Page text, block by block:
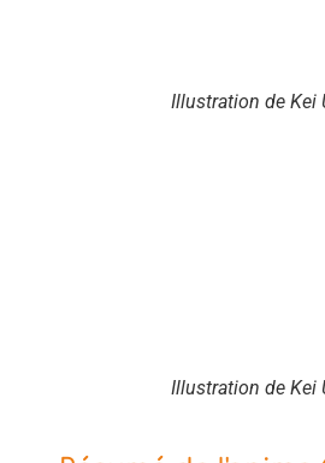
Illustration de Kei
Illustration de Kei